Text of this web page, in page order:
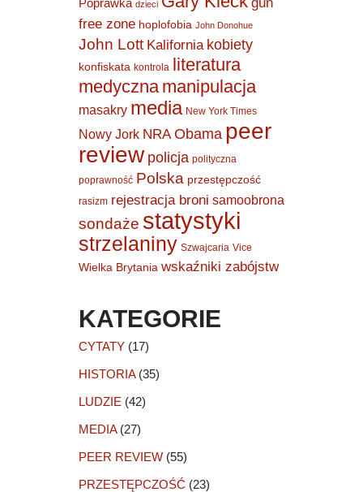
Poprawka dzieci
free zone hoplofobia John Donohue
John Lott Kalifornia kobiety
konfiskata kontrola literatura
medyczna manipulacja
masakry media New York Times
Nowy Jork NRA Obama peer
review policja polityczna
poprawność Polska przestępczość
rasizm rejestracja broni samoobrona
sondaże statystyki
strzelaniny Szwajcaria Vice
Wielka Brytania wskaźniki zabójstw
KATEGORIE
CYTATY(17)
HISTORIA(35)
LUDZIE (42)
MEDIA(27)
PEER REVIEW(55)
PRZESTĘPCZOŚĆ (23)